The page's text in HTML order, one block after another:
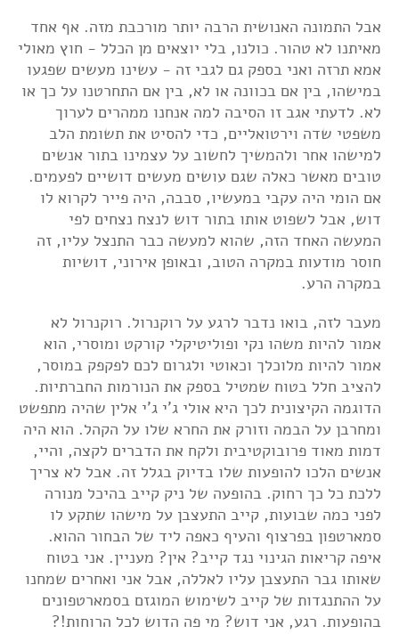
אבל התמונה האנושית הרבה יותר מורכבת מזה. אף אחד
מאיתנו לא טהור. כולנו, בלי יוצאים מן הכלל - חוץ מאולי
אמא תרזה ואני בספק גם לגבי זה - עשינו מעשים שפגעו
במישהו, בין אם בכוונה או לא, בין אם התחרטנו על כך או
לא. לדעתי אגב זו הסיבה למה אנחנו ממהרים לערוך
משפטי שדה וירטואליים, כדי להסיט את תשומת הלב
למישהו אחר ולהמשיך לחשוב על עצמינו בתור אנשים
טובים מאשר כאלה שגם עושים מעשים דושיים לפעמים.
אם הומי היה עקבי במעשיו, סבבה, היה פייר לקרוא לו
דוש, אבל לשפוט אותו בתור דוש לנצח נצחים לפי
המעשה האחד הזה, שהוא למעשה כבר התנצל עליו, זה
חוסר מודעות במקרה הטוב, ובאופן אירוני, דושיות
במקרה הרע.
מעבר לזה, בואו נדבר לרגע על רוקנרול. רוקנרול לא
אמור להיות משהו נקי ופוליטיקלי קורקט ומוסרי, הוא
אמור להיות מלוכלך וכאוטי ולגרום לכם לפקפק במוסר,
להציב חלל בטוח שמטיל בספק את הנורמות החברתיות.
הדוגמה הקיצונית לכך היא אולי ג'י ג'י אלין שהיה מתפשט
ומחרבן על הבמה וזורק את החרא שלו על הקהל. הוא היה
דמות מאוד פרובוקטיבית ולקח את הדברים לקצה, והיי,
אנשים הלכו להופעות שלו בדיוק בגלל זה. אבל לא צריך
ללכת כל כך רחוק. בהופעה של ניק קייב בהיכל מנורה
לפני כמה שבועות, קייב התעצבן על מישהו שתקע לו
סמארטפון בפרצוף והעיף כאפה ליד של הבחור ההוא.
איפה קריאות הגינוי נגד קייב? אין? מעניין. אני בטוח
שאותו גבר התעצבן עליו לאללה, אבל אני ואחרים שמחנו
על ההתנגדות של קייב לשימוש המוגזם בסמארטפונים
בהופעות. רגע, אני דוש? מי פה הדוש לכל הרוחות!?